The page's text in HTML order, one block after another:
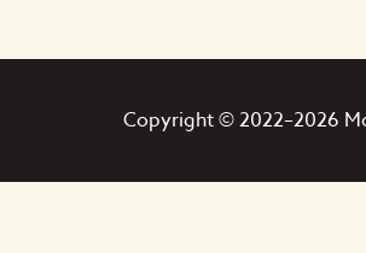
Copyright © 2022–2026